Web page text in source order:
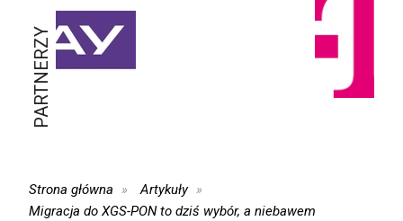
PARTNERZY
Strona główna
Artykuły
Migracja do XGS-PON to dziś wybór, a niebawem